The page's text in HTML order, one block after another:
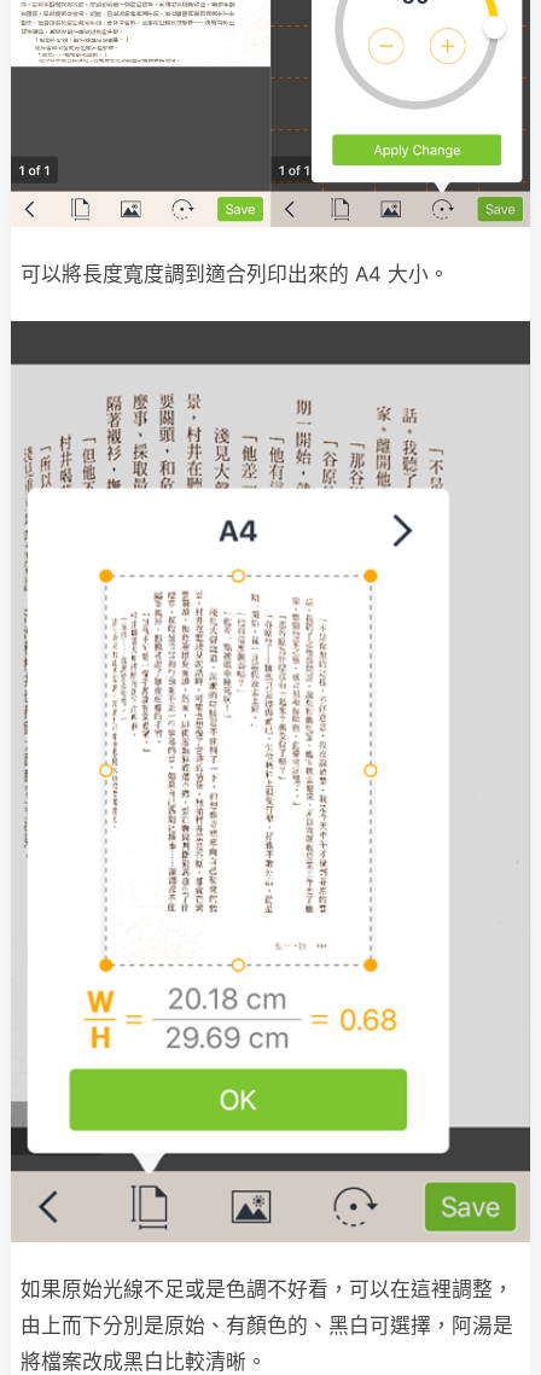
可以將長度寬度調到適合列印出來的 A4 大小。
如果原始光線不足或是色調不好看，可以在這裡調整，
由上而下分別是原始、有顏色的、黑白可選擇，阿湯是
將檔案改成黑白比較清晰。